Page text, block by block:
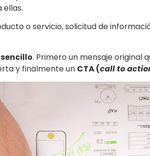
o servicio, solicitud de
. Primero un mensaje original
y finalmente un CTA (call to